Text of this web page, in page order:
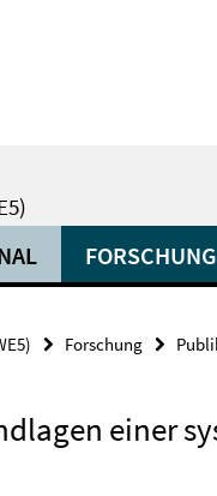
FORSCHUNG
Forschung
einer